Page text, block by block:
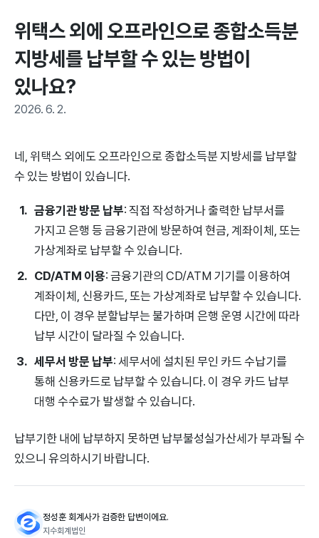
위택스 외에 오프라인으로 종합소득분
지방세를 납부할 수 있는 방법이
있나요?
2026. 6. 2.
네, 위택스 외에도 오프라인으로 종합소득분 지방세를 납부할
수 있는 방법이 있습니다.
금융기관 방문 납부: 직접 작성하거나 출력한 납부서를
가지고 은행 등 금융기관에 방문하여 현금, 계좌이체, 또는
가상계좌로 납부할 수 있습니다.
CD/ATM 이용: 금융기관의 CD/ATM 기기를 이용하여
계좌이체, 신용카드, 또는 가상계좌로 납부할 수 있습니다.
다만, 이 경우 분할납부는 불가하며 은행 운영 시간에 따라
납부 시간이 달라질 수 있습니다.
세무서 방문 납부: 세무서에 설치된 무인 카드 수납기를
통해 신용카드로 납부할 수 있습니다. 이 경우 카드 납부
대행 수수료가 발생할 수 있습니다.
납부기한 내에 납부하지 못하면 납부불성실가산세가 부과될 수
있으니 유의하시기 바랍니다.
정성훈 회계사가 검증한 답변이에요.
지수회계법인